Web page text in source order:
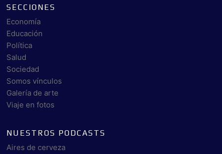
SECCIONES
Economía
Educación
Política
Salud
Sociedad
Somos vínculos
Galería de arte
Viaje en fotos
NUESTROS PODCASTS
Aires de cerveza